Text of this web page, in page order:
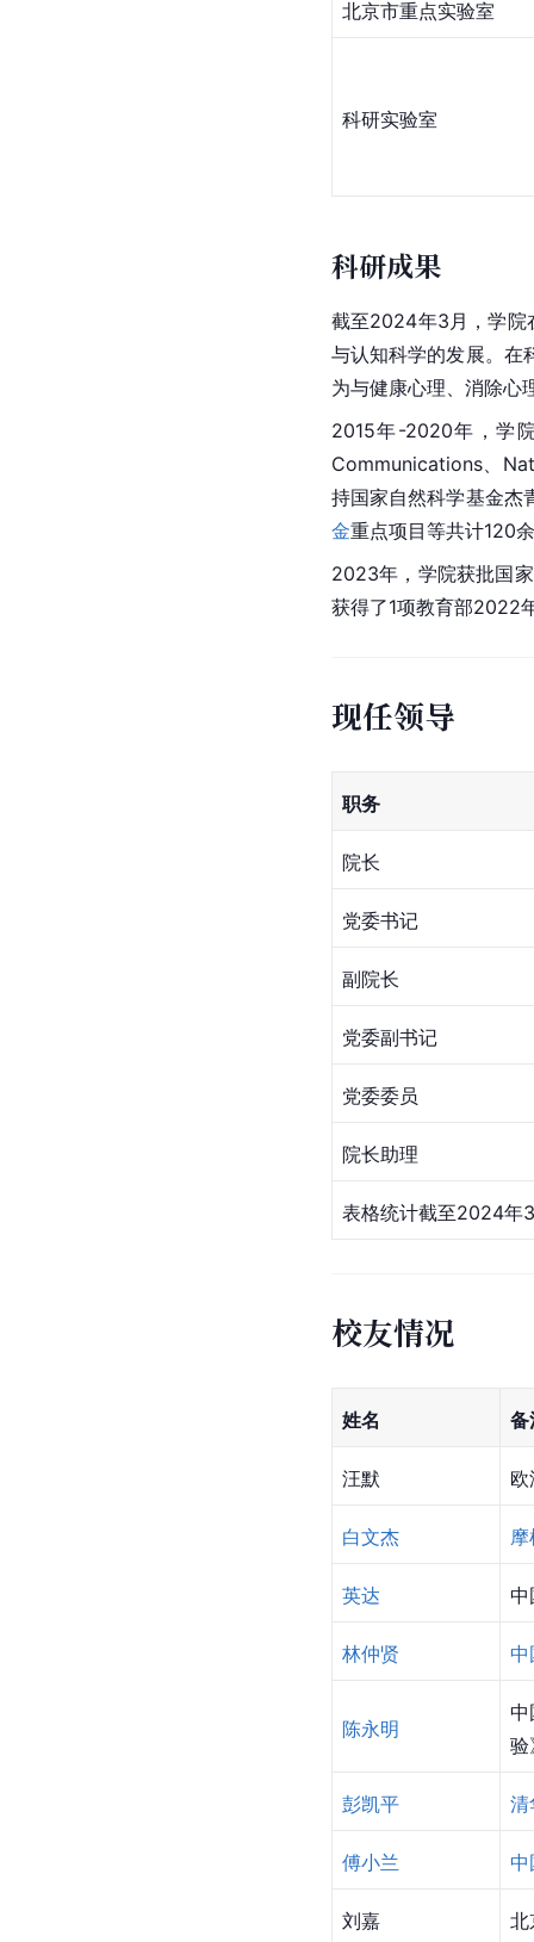
北京市重点实验室
科研实验室
科研成果
截至2024年3月，学院
与认知科学的发展。在
为与健康心理、消除心
2015年-2020年，学
Communications、
持国家自然科学基金杰
金重点项目等共计120
2023年，学院获批国家
获得了1项教育部2022
现任领导
职务
院长
党委书记
副院长
党委副书记
党委委员
院长助理
表格统计截至2024年
校友情况
姓名 备
汪默
白文杰
英达 中
林仲贤 中
陈永明
中
验
彭凯平 清
傅小兰 中
刘嘉 北